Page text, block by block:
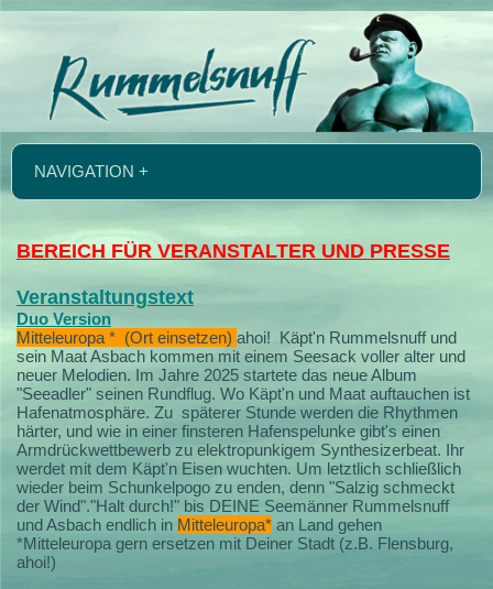
NAVIGATION +
BEREICH FÜR VERANSTALTER UND PRESSE
Veranstaltungstext
Duo Version
Mitteleuropa * (Ort einsetzen) ahoi! Käpt'n Rummelsnuff und
sein Maat Asbach kommen mit einem Seesack voller alter und
neuer Melodien. Im Jahre 2025 startete das neue Album
"Seeadler" seinen Rundflug. Wo Käpt'n und Maat auftauchen ist
Hafenatmosphäre. Zu späterer Stunde werden die Rhythmen
härter, und wie in einer finsteren Hafenspelunke gibt's einen
Armdrückwettbewerb zu elektropunkigem Synthesizerbeat. Ihr
werdet mit dem Käpt'n Eisen wuchten. Um letztlich schließlich
wieder beim Schunkelpogo zu enden, denn "Salzig schmeckt
der Wind"."Halt durch!" bis DEINE Seemänner Rummelsnuff
und Asbach endlich in Mitteleuropa* an Land gehen
*Mitteleuropa gern ersetzen mit Deiner Stadt (z.B. Flensburg,
ahoi!)